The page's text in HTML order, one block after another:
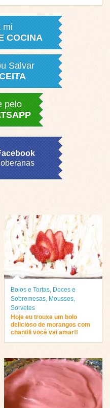
mi
COCINA
Salvar
pelo
Bolos e Tortas, Doces e
Sobremesas, Mousses,
Sorvetes
Hoje eu trouxe um bolo
delicioso de morangos com
chantili você vai amar!!